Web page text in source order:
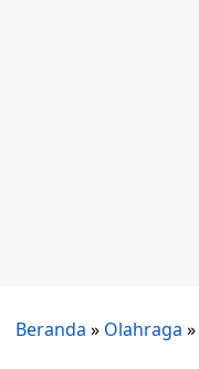
Beranda » Olahraga »